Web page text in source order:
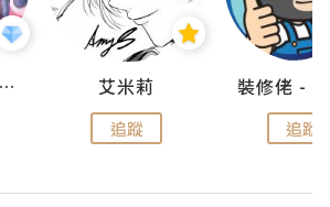
儍媽媽與兩隻小魔怪之家 艾米莉
追蹤 追蹤